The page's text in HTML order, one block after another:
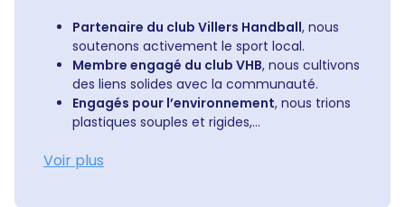
Partenaire du club Villers Handball, nous
soutenons activement le sport local.
Membre engagé du club VHB, nous cultivons
des liens solides avec la communauté.
Engagés pour l’environnement, nous trions
plastiques souples et rigides,...
Voir plus